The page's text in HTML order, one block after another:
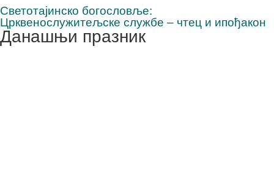
Светотајинско богословље:
Црквенослужитељске службе – чтец и ипођакон
Данашњи празник